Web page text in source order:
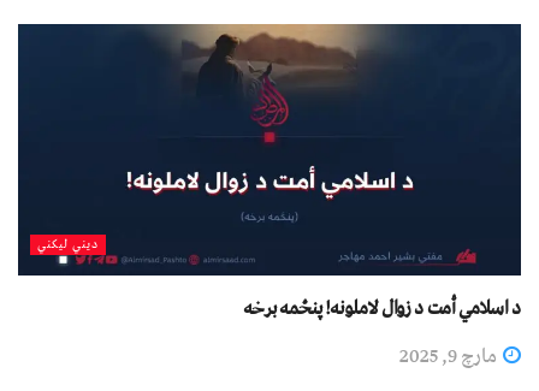
دیني لیکني
د اسلامي أمت د زوال لاملونه! پنځمه برخه
مارچ 9, 2025